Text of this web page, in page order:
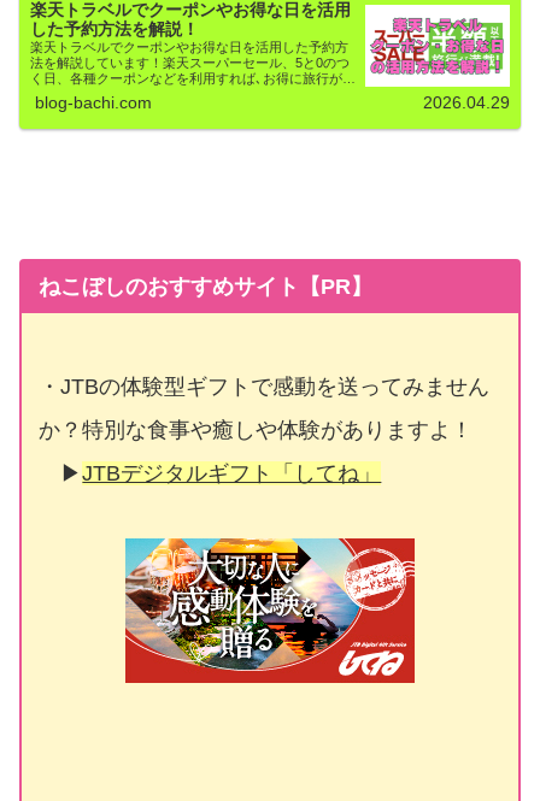
楽天トラベルでクーポンやお得な日を活用
した予約方法を解説！
楽天トラベルでクーポンやお得な日を活用した予約方
法を解説しています！楽天スーパーセール、5と0のつ
く日、各種クーポンなどを利用すれば､お得に旅行がで
きますよ！
blog-bachi.com 2026.04.29
ねこぼしのおすすめサイト【PR】
・JTBの体験型ギフトで感動を送ってみません
か？特別な食事や癒しや体験がありますよ！
▶JTBデジタルギフト「してね」